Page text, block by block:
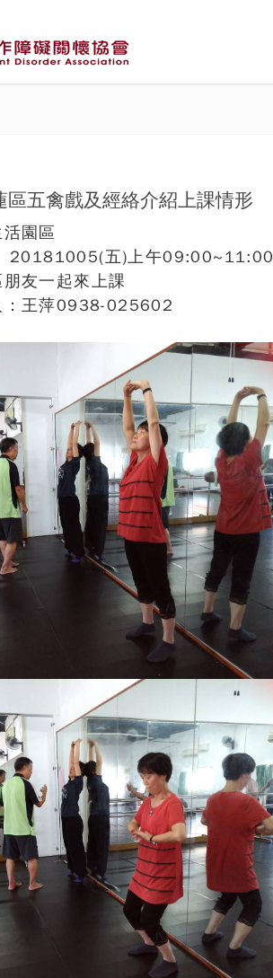
五禽戲及經絡介紹上課情形
園區
20181005(五)上午09:00~11:00
友一起來上課
：王萍0938-025602